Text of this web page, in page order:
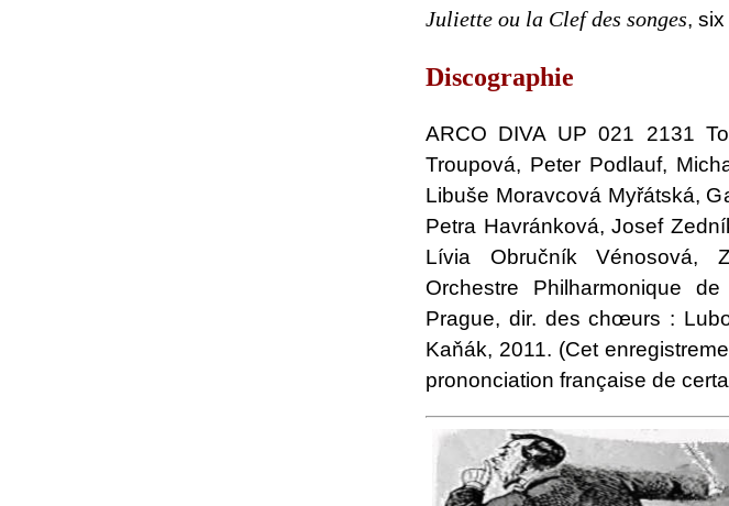
Juliette ou la Clef des songes,
Discographie
ARCO DIVA UP 021 2131
Troupová, Peter Podlauf,
Libuše Moravcová Myřátská,
Petra Havránková, Josef
Lívia Obručník Vénosová,
Orchestre Philharmonique
Prague, dir. des chœurs :
Kaňák, 2011. (Cet
prononciation française de